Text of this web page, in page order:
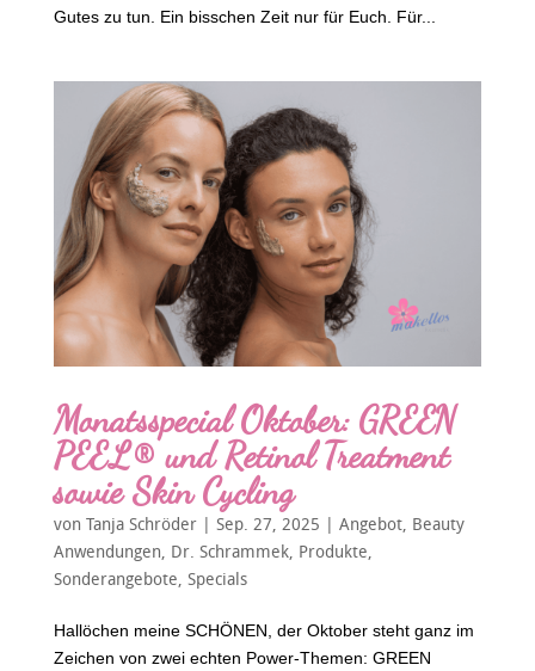
Gutes zu tun. Ein bisschen Zeit nur für Euch. Für...
Monatsspecial Oktober: GREEN
PEEL® und Retinol Treatment
sowie Skin Cycling
von Tanja Schröder| Sep. 27, 2025 | Angebot, Beauty
Anwendungen Dr. Schrammek, Produkte
Sonderangebote Specials
Hallöchen meine SCHÖNEN, der Oktober steht ganz im
Zeichen von zwei echten Power-Themen: GREEN